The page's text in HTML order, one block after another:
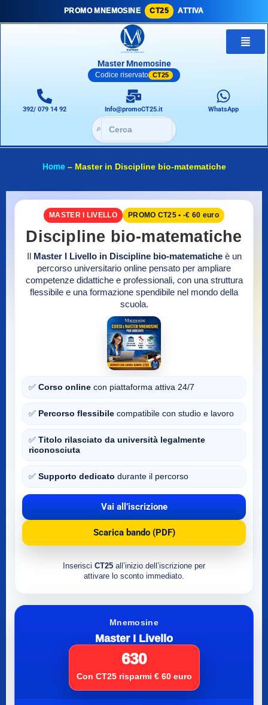
PROMO MNEMOSINE CT25 ATTIVA
Master Mnemosine
Codice riservato CT25
392/ 079 14 92 Info@promoCT25.it WhatsApp
🔎
Home– Master in Discipline bio-matematiche
MASTER I LIVELLO PROMO CT25 • -€ 60 euro
Discipline bio-matematiche
Master I Livello in Discipline bio-matematicheè un
percorso universitario online pensato per ampliare
competenze didattiche e professionali, con una struttura
flessibile e una formazione spendibile nel mondo della
scuola.
✅ Corso online con piattaforma attiva 24/7
✅ Percorso flessibile compatibile con studio e lavoro
✅ Titolo rilasciato da università legalmente
riconosciuta
✅ Supporto dedicato durante il percorso
Vai all’iscrizione
Scarica bando (PDF)
Inserisci CT25 all’inizio dell’iscrizione per
attivare lo sconto immediato.
Mnemosine
Master I Livello
630
Con CT25 risparmi € 60 euro